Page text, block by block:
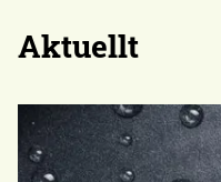
Aktuellt